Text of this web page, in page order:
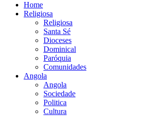
Home
Religiosa
Religiosa
Santa Sé
Dioceses
Dominical
Paróquia
Comunidades
Angola
Angola
Sociedade
Politica
Cultura